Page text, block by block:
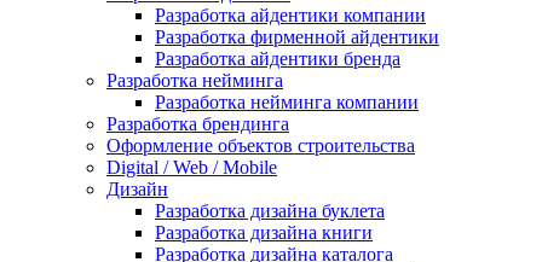
Разработка айдентики компании
Разработка фирменной айдентики
Разработка айдентики бренда
Разработка нейминга
Разработка нейминга компании
Разработка брендинга
Оформление объектов строительства
Digital / Web / Mobile
Дизайн
Разработка дизайна буклета
Разработка дизайна книги
Разработка дизайна каталога